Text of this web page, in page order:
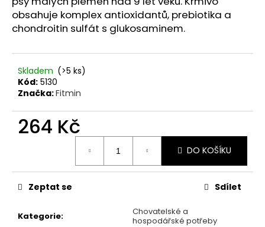
obsahuje komplex antioxidantů, prebiotika a
chondroitin sulfát s glukosaminem.
Skladem (>5 ks)
Kód: 5130
Značka:Fitmin
264 Kč
DO KOŠÍKU
Kategorie:
Chovatelské a
hospodářské potřeby
Zeptat se Sdílet
D
o
o
u
č
u
KONZERVA
ADULT